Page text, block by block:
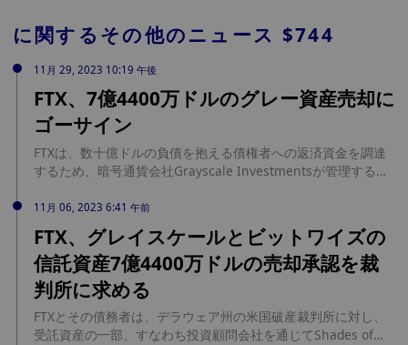
に関するその他のニュース $744
11月 29, 2023 10:19 午後
FTX、7億4400万ドルのグレー資産売却に
ゴーサイン
FTXは、数十億ドルの負債を抱える債権者への返済資金を調達
するため、暗号通貨会社Grayscale Investmentsが管理するデ
裁判所の文書によると、FTXは価値を最大化し、デジタル投資
市場の混乱を避ける方法で資産を売却する計画だ。Grayscale
は様々なデジタル通貨に関連する投資を販売していた。購入者
は実際の通貨を保有する代わりに、Grayscale社が設立・管理
する信託の株式を受け取った。 裁判所に提出されたFTXの声明
によると、同社が保有する信託の株式は先月、約7億4400万ド
ルと評価された。(ブルームバーグ)
11月 06, 2023 6:41 午前
FTX、グレイスケールとビットワイズの
信託資産7億4400万ドルの売却承認を裁
判所に求める
FTXとその債務者は、デラウェア州の米国破産裁判所に対し、
受託資産の一部、すなわち投資顧問会社を通じてShades of